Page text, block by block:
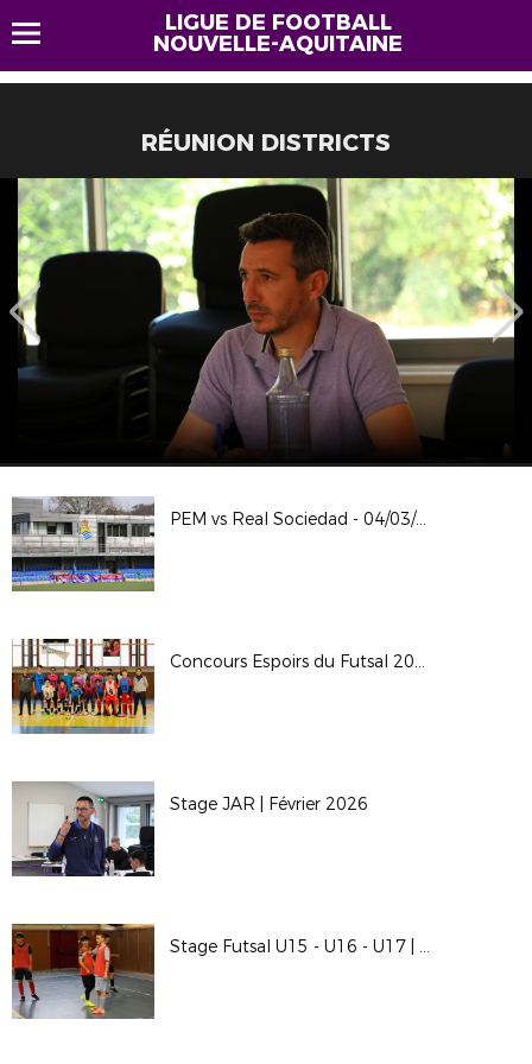
LIGUE DE FOOTBALL
NOUVELLE-AQUITAINE
RÉUNION DISTRICTS
PEM vs Real Sociedad - 04/03/2026
Concours Espoirs du Futsal 2026
Stage JAR | Février 2026
Stage Futsal U15 - U16 - U17 | Février 2026